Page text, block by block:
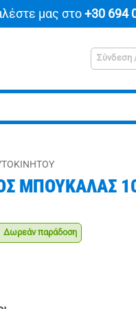
μας στο +30 694
Σύνδεση
ΜΠΟΥΚΑΛΑΣ
Δωρεάν παράδοση